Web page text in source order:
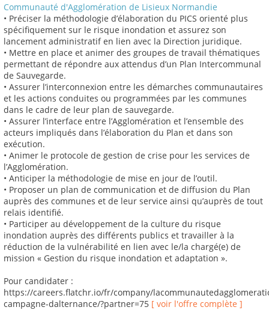
Communauté d'Agglomération de Lisieux Normandie
• Préciser la méthodologie d’élaboration du PICS orienté plus
spécifiquement sur le risque inondation et assurez son
lancement administratif en lien avec la Direction juridique.
• Mettre en place et animer des groupes de travail thématiques
permettant de répondre aux attendus d’un Plan Intercommunal
de Sauvegarde.
• Assurer l’interconnexion entre les démarches communautaires
et les actions conduites ou programmées par les communes
dans le cadre de leur plan de sauvegarde.
• Assurer l’interface entre l’Agglomération et l’ensemble des
acteurs impliqués dans l’élaboration du Plan et dans son
exécution.
• Animer le protocole de gestion de crise pour les services de
l’Agglomération.
• Anticiper la méthodologie de mise en jour de l’outil.
• Proposer un plan de communication et de diffusion du Plan
auprès des communes et de leur service ainsi qu’auprès de tout
relais identifié.
• Participer au développement de la culture du risque
inondation auprès des différents publics et travailler à la
réduction de la vulnérabilité en lien avec le/la chargé(e) de
mission « Gestion du risque inondation et adaptation ».
Pour candidater :
https://careers.flatchr.io/fr/company/
campagne-dalternance/?partner=75 [ voir l'offre complète ]